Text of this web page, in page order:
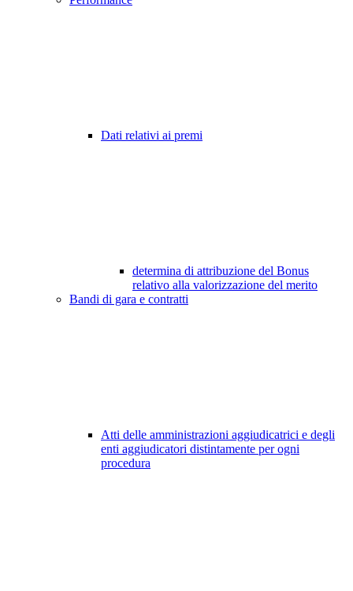
Dati relativi ai premi
determina di attribuzione del Bonus
relativo alla valorizzazione del merito
Bandi di gara e contratti
Atti delle amministrazioni aggiudicatrici e degli
enti aggiudicatori distintamente per ogni
procedura